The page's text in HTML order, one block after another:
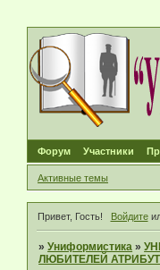
Форум Участники
Активные темы
Привет, Гость! Войдите
»Униформистика »
ЛЮБИТЕЛЕЙ